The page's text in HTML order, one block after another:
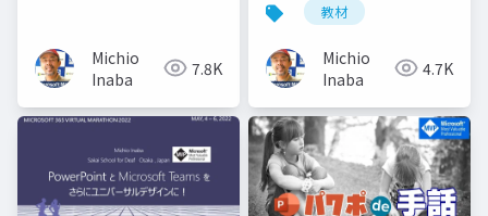
Michio
Inaba
7.8K
教材
Michio
Inaba
4.7K